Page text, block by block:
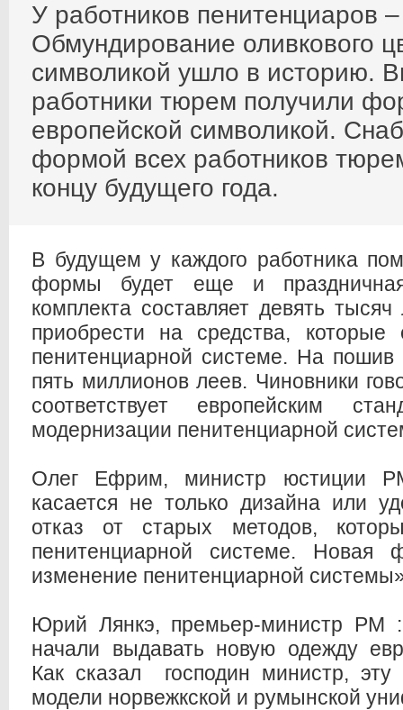
У работников пенитенциаров
Обмундирование оливкового
символикой ушло в историю.
работники тюрем получили
европейской символикой.
формой всех работников
концу будущего года.
В будущем у каждого работника
формы будет еще и
комплекта составляет девять
приобрести на средства, которые
пенитенциарной системе. На пошив
пять миллионов леев. Чиновники
соответствует европейским
модернизации пенитенциарной
Олег Ефрим, министр юстиции
касается не только дизайна или
отказ от старых методов,
пенитенциарной системе. Новая
изменение пенитенциарной
Юрий Лянкэ, премьер-министр РМ
начали выдавать новую одежду
Как сказал господин министр,
модели норвежкской и румынской